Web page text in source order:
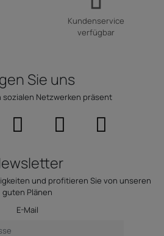
Kundenservice
verfügbar
Sie uns
sozialen Netzwerken präsent
und profitieren Sie von unseren
guten Plänen
E-Mail